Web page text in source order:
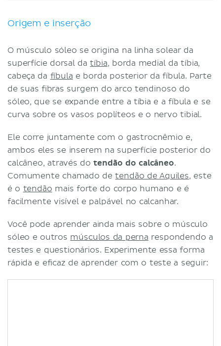
Dor no sóleo
Origem e inserção
O músculo sóleo se origina na linha solear da
superfície dorsal datíbia, borda medial da tíbia,
cabeça da fíbula e borda posterior da fíbula. Parte
de suas fibras surgem do arco tendinoso do
sóleo, que se expande entre a tíbia e a fíbula e se
curva sobre os vasos poplíteos e o nervo tibial.
Ele corre juntamente com o gastrocnêmio e,
ambos eles se inserem na superfície posterior do
calcâneo, através dotendão do calcâneo.
Comumente chamado detendão de Aquiles, este
é o tendão mais forte do corpo humano e é
facilmente visível e palpável no calcanhar.
Você pode aprender ainda mais sobre o músculo
sóleo e outros músculos da perna respondendo a
testes e questionários. Experimente essa forma
rápida e eficaz de aprender com o teste a seguir: